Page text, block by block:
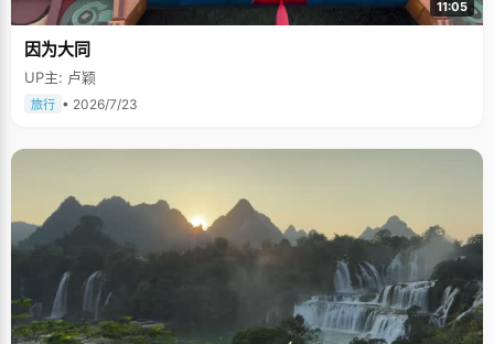
11:05
因为大同
UP主: 卢颖
旅行 • 2026/7/23